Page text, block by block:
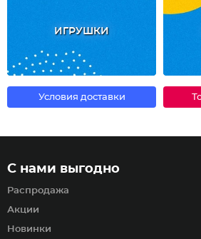
ИГРУШКИ
Условия доставки
С нами выгодно
Распродажа
Акции
Новинки